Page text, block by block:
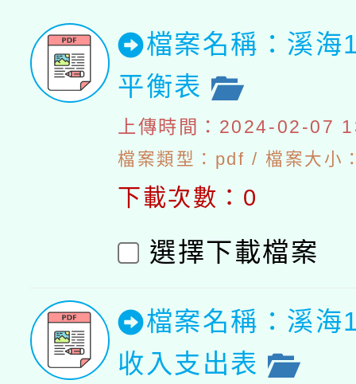
檔案名稱：溪海
平衡表
上傳時間：2024-02-07
檔案類型：pdf / 檔案大小
下載次數：0
選擇下載檔案
檔案名稱：溪海
收入支出表